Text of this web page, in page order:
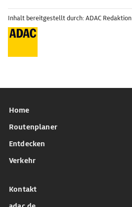
Inhalt bereitgestellt durch: ADAC Redaktion
Home
Routenplaner
Entdecken
Verkehr
Kontakt